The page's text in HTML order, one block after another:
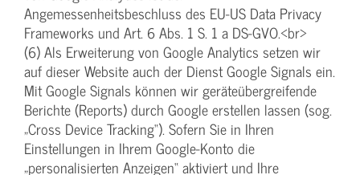
Angemessenheitsbeschluss des EU-US Data Privacy
Frameworks und Art. 6 Abs. 1 S. 1 a DS-GVO.<br>
(6) Als Erweiterung von Google Analytics setzen wir
auf dieser Website auch der Dienst Google Signals ein.
Mit Google Signals können wir geräteübergreifende
Berichte (Reports) durch Google erstellen lassen (sog.
„Cross Device Tracking“). Sofern Sie in Ihren
Einstellungen in Ihrem Google-Konto die
„personalisierten Anzeigen“ aktiviert und Ihre